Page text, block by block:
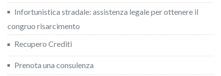
Infortunistica stradale: assistenza legale per ottenere il
congruo risarcimento
Recupero Crediti
Prenota una consulenza